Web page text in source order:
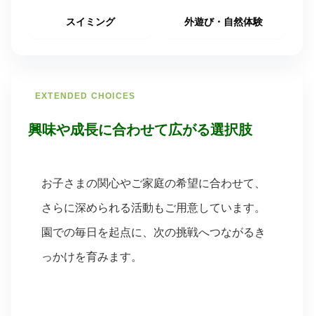
スイミング 外遊び・自然体験
EXTENDED CHOICES
興味や成長に合わせて広がる選択肢
お子さまの関心やご家庭の希望に合わせて、
さらに深められる活動もご用意しています。
園での毎日を起点に、次の挑戦へつながるき
っかけを育みます。